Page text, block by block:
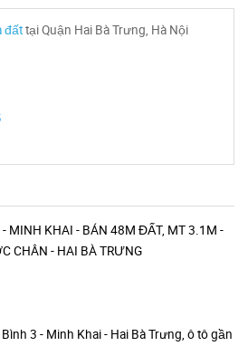
đấttại Quận Hai Bà Trưng, Hà Nội
MINH KHAI - BÁN 48M ĐẤT, MT 3.1M -
CHÂN - HAI BÀ TRƯNG
3 - Minh Khai - Hai Bà Trưng, ô tô gần